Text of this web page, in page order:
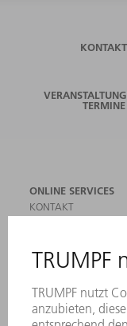
KONTAKT
TERMINE
ONLINE SERVICES
KONTAKT
NEWSLETTER-
MYTRUMPF
PRODUKTE